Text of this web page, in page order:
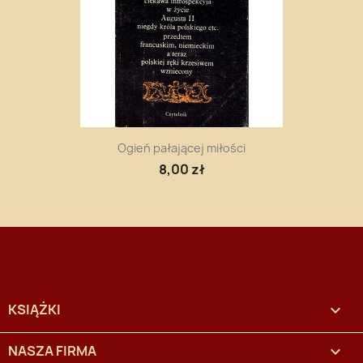
Ogień pałającej miłości
8,00 zł
KSIĄŻKI 
NASZA FIRMA 